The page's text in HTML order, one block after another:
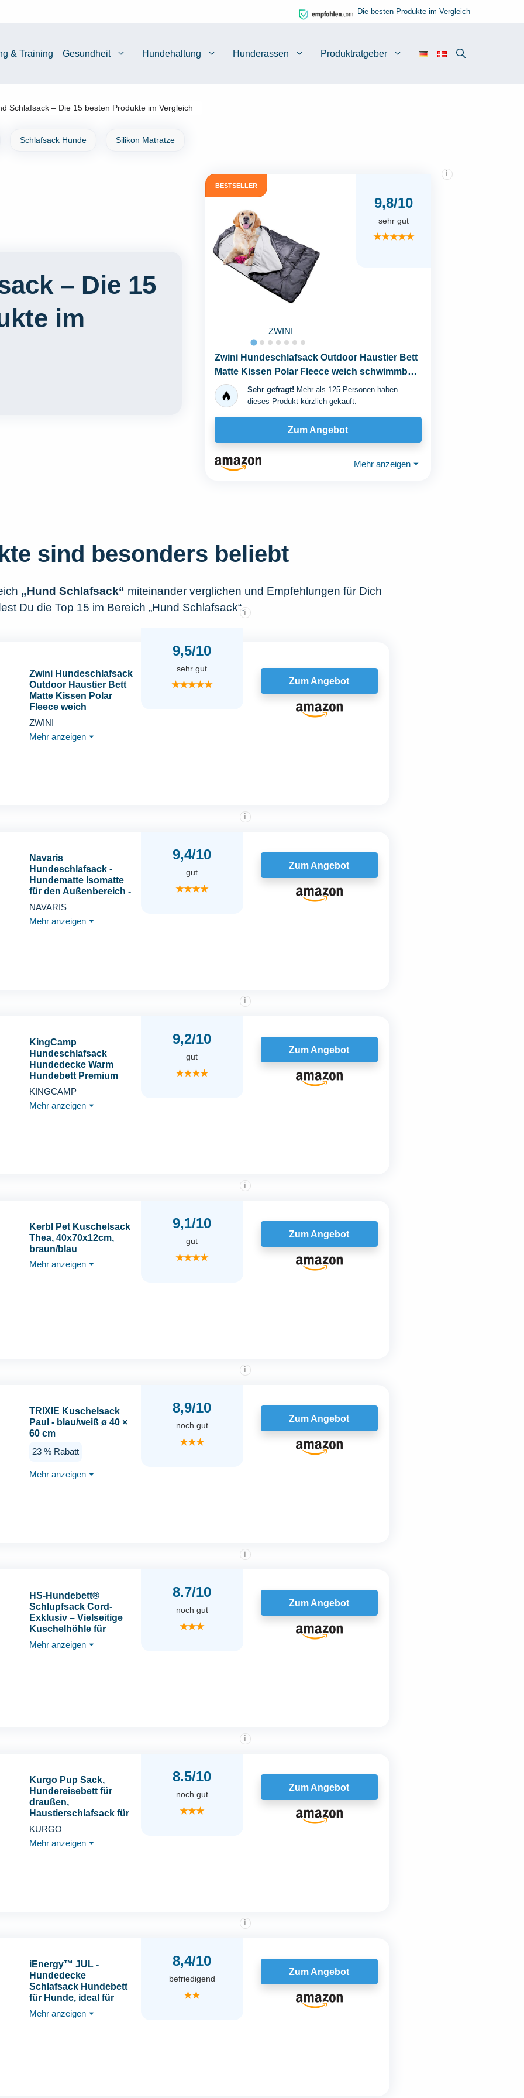
Die besten Produkte im Vergleich
& Training Gesundheit Hundehaltung Hunderassen Produktratgeber
Schlafsack – Die 15 besten Produkte im Vergleich
Schlafsack Hunde Silikon Matratze
– Die 15
im
BESTSELLER
ZWINI
9,8/10
i
sehr gut
★★★★★
Zwini Hundeschlafsack Outdoor Haustier Bett
Matte Kissen Polar Fleece weich schwimmbar
Wasserdicht...
Sehr gefragt! Mehr als 125 Personen haben
dieses Produkt kürzlich gekauft.
Zum Angebot
Mehr anzeigen ⏷
sind besonders beliebt
„Hund Schlafsack“ miteinander verglichen und Empfehlungen für Dich
Du die Top 15 im Bereich „Hund Schlafsack“.
Zwini Hundeschlafsack
Outdoor Haustier Bett
Matte Kissen Polar
Fleece weich
schwimmbar
Wasserdicht
verschleißfest Warm
ZWINI
Mehr anzeigen ⏷
9,5/10
i
sehr gut
★★★★★ Zum Angebot
Navaris
Hundeschlafsack -
Hundematte Isomatte
für den Außenbereich -
Hundedecke flauschig
für unterwegs -
Outdoor Dog Bed -
NAVARIS
Mehr anzeigen ⏷
9,4/10
i
gut
★★★★
Zum Angebot
KingCamp
Hundeschlafsack
Hundedecke Warm
Hundebett Premium
Haustier Decke
Leichtgewicht Decke
für Katzen und Hunde
KINGCAMP
Mehr anzeigen ⏷
9,2/10
i
gut
★★★★
Zum Angebot
Kerbl Pet Kuschelsack
Thea, 40x70x12cm,
braun/blau
Mehr anzeigen ⏷
9,1/10
i
gut
★★★★
Zum Angebot
TRIXIE Kuschelsack
Paul - blau/weiß ø 40 ×
60 cm
23 % Rabatt
Mehr anzeigen ⏷
8,9/10
i
noch gut
★★★
Zum Angebot
HS-Hundebett®
Schlupfsack Cord-
Exklusiv – Vielseitige
Kuschelhöhle für
Hunde und Katzen –
Waschbar – Made in DE
Mehr anzeigen ⏷
8.7/10
i
noch gut
★★★
Zum Angebot
Kurgo Pup Sack,
Hundereisebett für
draußen,
Haustierschlafsack für
Camping und Wandern,
Dank Beutel gut
verstaubar, wasserfest,
KURGO
Mehr anzeigen ⏷
8.5/10
i
noch gut
★★★
Zum Angebot
iEnergy™ JUL -
Hundedecke
Schlafsack Hundebett
für Hunde, ideal für
Camping, Urlaub,
Wandern,
Mehr anzeigen ⏷
8,4/10
i
befriedigend
★★
Zum Angebot